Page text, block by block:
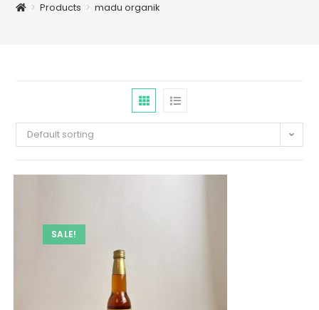
> Products > madu organik
Default sorting
SALE!